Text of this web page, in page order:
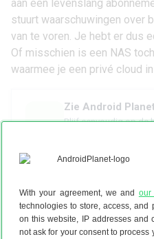
With your agreement, we and our
technologies to store, access,
on this website, IP addresses and
not ask for your consent to
aan een levenslang
stuurt waarschuwingen over
van te voren. Je hebt er dus
Of misschien is een NAS
waarmee je een privé cloud
Zie Android
Blijf eenvoudig op de